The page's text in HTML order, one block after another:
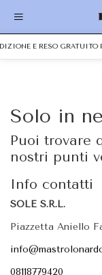
E RESO GRATUITO
Solo in
Puoi trovare
nostri punti
Info contatti
SOLE S.R.L.
Piazzetta Aniello
08118779420